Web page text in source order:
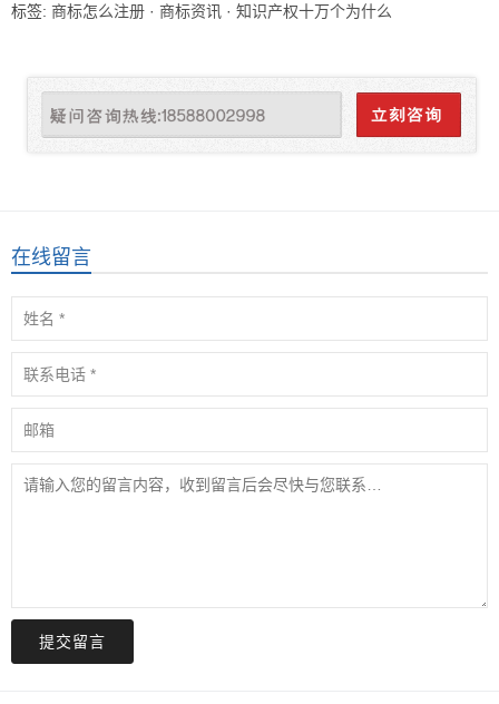
标签: 商标怎么注册 · 商标资讯 · 知识产权十万个为什么
在线留言
提交留言